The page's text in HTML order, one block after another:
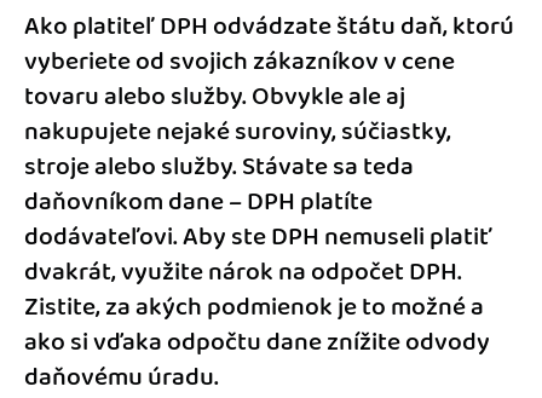
Ako platiteľ DPH odvádzate štátu daň, ktorú
vyberiete od svojich zákazníkov v cene
tovaru alebo služby. Obvykle ale aj
nakupujete nejaké suroviny, súčiastky,
stroje alebo služby. Stávate sa teda
daňovníkom dane – DPH platíte
dodávateľovi. Aby ste DPH nemuseli platiť
dvakrát, využite nárok na odpočet DPH.
Zistite, za akých podmienok je to možné a
ako si vďaka odpočtu dane znížite odvody
daňovému úradu.